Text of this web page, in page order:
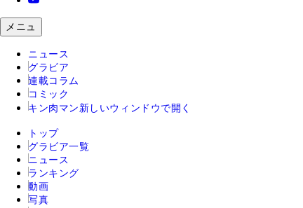
メニュ
ニュース
グラビア
連載コラム
コミック
キン肉マン 新しいウィンドウで開く
トップ
グラビア一覧
ニュース
ランキング
動画
写真